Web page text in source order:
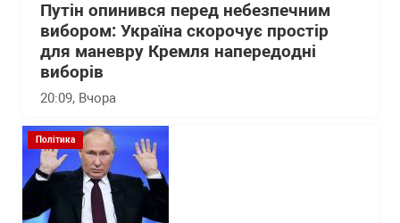
Путін опинився перед небезпечним
вибором: Україна скорочує простір
для маневру Кремля напередодні
виборів
20:09, Вчора
Політика